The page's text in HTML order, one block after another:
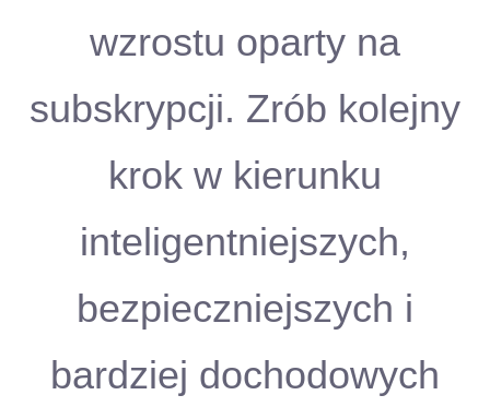
wzrostu oparty na
subskrypcji. Zrób kolejny
krok w kierunku
inteligentniejszych,
bezpieczniejszych i
bardziej dochodowych